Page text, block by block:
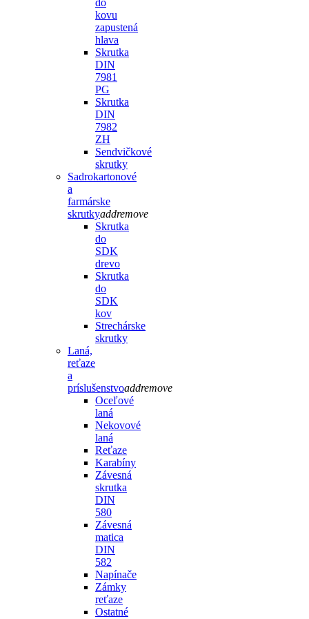
do
kovu
zapustená
hlava
Skrutka
DIN
7981
PG
Skrutka
DIN
7982
ZH
Sendvičkové
skrutky
Sadrokartonové
a
farmárske
skrutkyaddremove
Skrutka
do
SDK
drevo
Skrutka
do
SDK
kov
Strechárske
skrutky
Laná,
reťaze
a
príslušenstvoaddremove
Oceľové
laná
Nekovové
laná
Reťaze
Karabíny
Závesná
skrutka
DIN
580
Závesná
matica
DIN
582
Napínače
Zámky
reťaze
Ostatné